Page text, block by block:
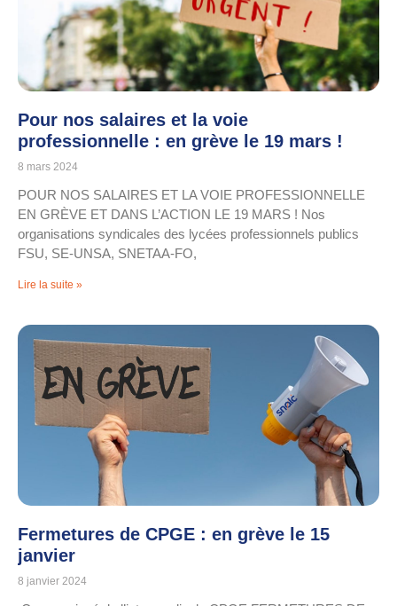
Pour nos salaires et la voie
professionnelle : en grève le 19 mars !
8 mars 2024
POUR NOS SALAIRES ET LA VOIE PROFESSIONNELLE
EN GRÈVE ET DANS L’ACTION LE 19 MARS ! Nos
organisations syndicales des lycées professionnels publics
FSU, SE-UNSA, SNETAA-FO,
Lire la suite »
Fermetures de CPGE : en grève le 15
janvier
8 janvier 2024